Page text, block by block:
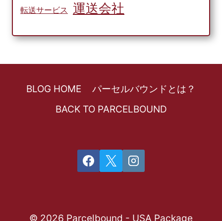
転送サービス 運送会社
BLOG HOME
パーセルバウンドとは？
BACK TO PARCELBOUND
© 2026 Parcelbound - USA Package